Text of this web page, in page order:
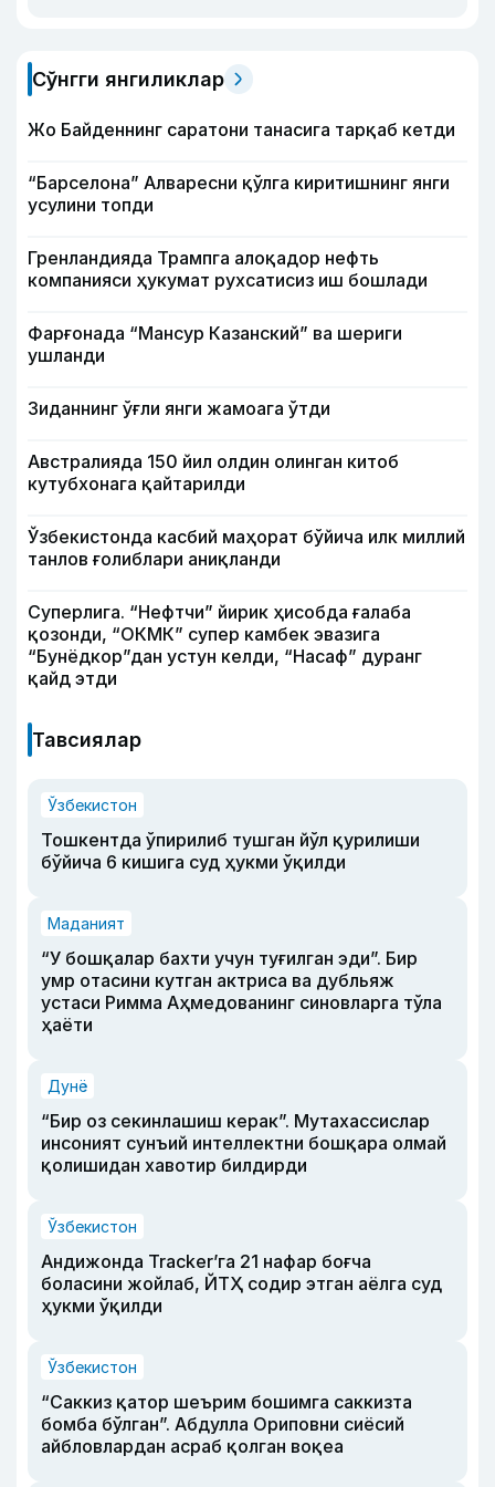
Сўнгги янгиликлар
Жо Байденнинг саратони танасига тарқаб кетди
“Барселона” Алваресни қўлга киритишнинг янги
усулини топди
Гренландияда Трампга алоқадор нефть
компанияси ҳукумат рухсатисиз иш бошлади
Фарғонада “Мансур Казанский” ва шериги
ушланди
Зиданнинг ўғли янги жамоага ўтди
Австралияда 150 йил олдин олинган китоб
кутубхонага қайтарилди
Ўзбекистонда касбий маҳорат бўйича илк миллий
танлов ғолиблари аниқланди
Суперлига. “Нефтчи” йирик ҳисобда ғалаба
қозонди, “ОКМК” супер камбек эвазига
“Бунёдкор”дан устун келди, “Насаф” дуранг
қайд этди
Тавсиялар
Ўзбекистон
Тошкентда ўпирилиб тушган йўл қурилиши
бўйича 6 кишига суд ҳукми ўқилди
Маданият
“У бошқалар бахти учун туғилган эди”. Бир
умр отасини кутган актриса ва дубльяж
устаси Римма Аҳмедованинг синовларга тўла
ҳаёти
Дунё
“Бир оз секинлашиш керак”. Мутахассислар
инсоният сунъий интеллектни бошқара олмай
қолишидан хавотир билдирди
Ўзбекистон
Андижонда Tracker’га 21 нафар боғча
боласини жойлаб, ЙТҲ содир этган аёлга суд
ҳукми ўқилди
Ўзбекистон
“Саккиз қатор шеърим бошимга саккизта
бомба бўлган”. Абдулла Ориповни сиёсий
айбловлардан асраб қолган воқеа